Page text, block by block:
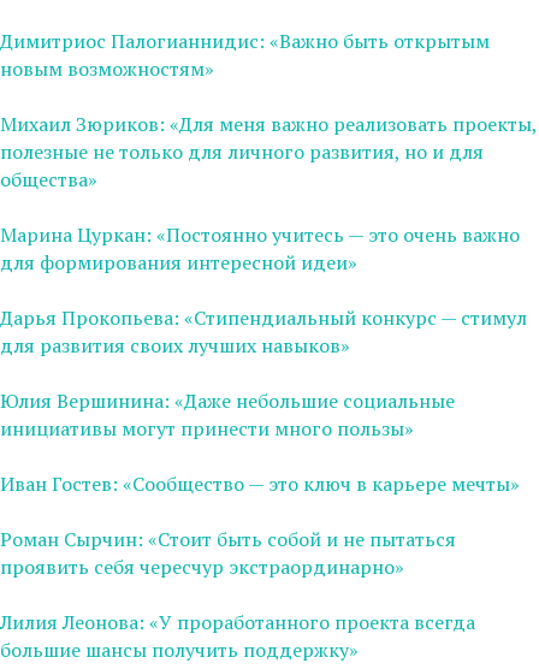
Димитриос Палогианнидис: «Важно быть открытым
новым возможностям»
Михаил Зюриков: «Для меня важно реализовать проекты,
полезные не только для личного развития, но и для
общества»
Марина Цуркан: «Постоянно учитесь — это очень важно
для формирования интересной идеи»
Дарья Прокопьева: «Стипендиальный конкурс — стимул
для развития своих лучших навыков»
Юлия Вершинина: «Даже небольшие социальные
инициативы могут принести много пользы»
Иван Гостев: «Сообщество — это ключ в карьере мечты»
Роман Сырчин: «Стоит быть собой и не пытаться
проявить себя чересчур экстраординарно»
Лилия Леонова: «У проработанного проекта всегда
большие шансы получить поддержку»